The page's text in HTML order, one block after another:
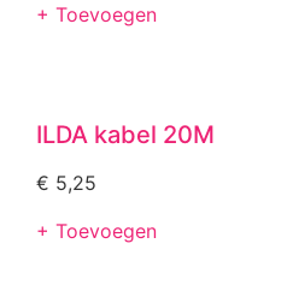
+ Toevoegen
ILDA kabel 20M
€ 5,25
+ Toevoegen